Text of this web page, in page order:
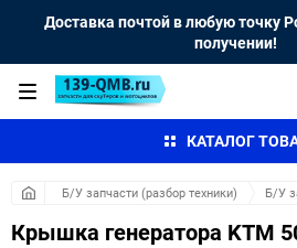
Доставка почтой в любую точку
получении!
КАТАЛОГ
Б/У запчасти (разбор техники) Б/У
Крышка генератора KTM